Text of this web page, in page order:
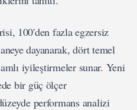
100'den fazla egzersiz
dayanarak, dört temel
iyileştirmeler sunar. Yeni
bir güç ölçer
performans analizi